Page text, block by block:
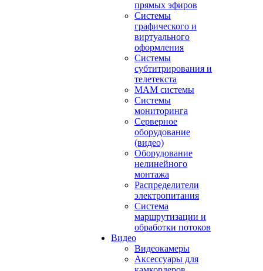
прямых эфиров
Системы
графического и
виртуального
оформления
Системы
субтитрирования и
телетекста
MAM системы
Системы
мониторинга
Серверное
оборудование
(видео)
Оборудование
нелинейного
монтажа
Распределители
электропитания
Система
маршрутизации и
обработки потоков
Видео
Видеокамеры
Аксессуары для